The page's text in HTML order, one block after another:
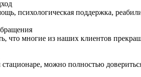
психологическая поддержка,
что многие из наших клиентов
можно полностью